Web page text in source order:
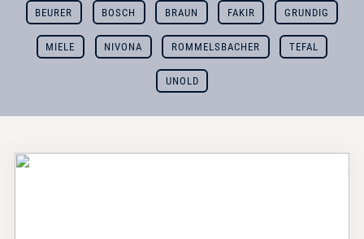
BEURER BOSCH BRAUN FAKIR GRUNDIG
MIELE NIVONA ROMMELSBACHER TEFAL
UNOLD